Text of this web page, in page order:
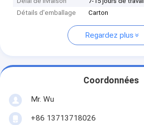
Détails d'emballage
Carton
Regardez plus
Coordonnées
Mr. Wu
+86 13713718026